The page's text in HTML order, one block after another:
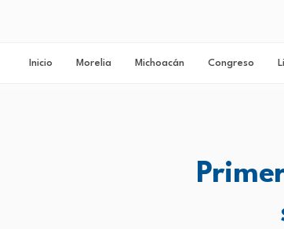
Inicio Morelia Michoacán Congreso